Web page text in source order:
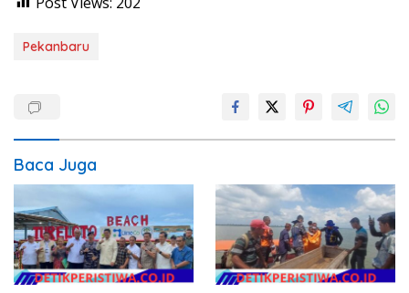
Pekanbaru
Baca Juga